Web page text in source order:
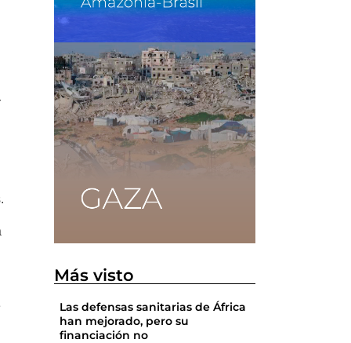
Más visto
Las defensas sanitarias de África
han mejorado, pero su
financiación no